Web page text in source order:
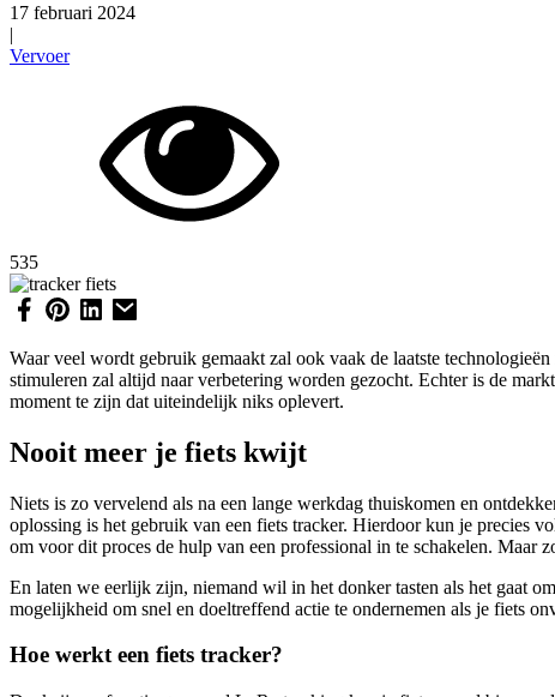
17 februari 2024
|
Vervoer
535
Waar veel wordt gebruik gemaakt zal ook vaak de laatste
stimuleren zal altijd naar verbetering worden gezocht. Echter is de
moment te zijn dat uiteindelijk niks oplevert.
Nooit meer je fiets kwijt
Niets is zo vervelend als na een lange werkdag thuiskomen en
oplossing is het gebruik van een fiets tracker. Hierdoor kun je precies
om voor dit proces de hulp van een professional in te schakelen. Maar
En laten we eerlijk zijn, niemand wil in het donker tasten als het gaat
mogelijkheid om snel en doeltreffend actie te ondernemen als je fiets
Hoe werkt een fiets tracker?